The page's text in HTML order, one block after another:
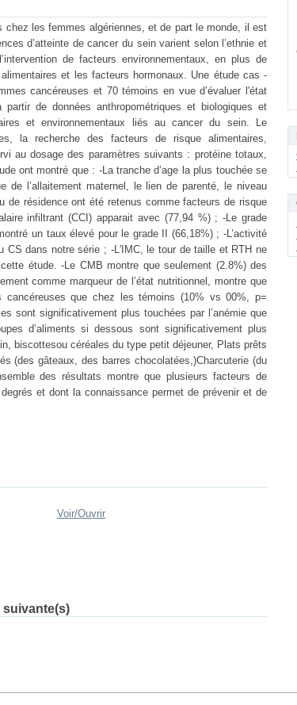
chez les femmes algériennes, et de part le monde, il est
d’atteinte de cancer du sein varient selon l’ethnie et
de facteurs environnementaux, en plus de
et les facteurs hormonaux. Une étude cas -
cancéreuses et 70 témoins en vue d’évaluer l'état
de données anthropométriques et biologiques et
et environnementaux liés au cancer du sein. Le
la recherche des facteurs de risque alimentaires,
au dosage des paramètres suivants : protéine totaux,
ont montré que : -La tranche d’age la plus touchée se
l’allaitement maternel, le lien de parenté, le niveau
de résidence ont été retenus comme facteurs de risque
infiltrant (CCI) apparait avec (77,94 %) ; -Le grade
un taux élevé pour le grade II (66,18%) ; -L’activité
CS dans notre série ; -L'IMC, le tour de taille et RTH ne
étude. -Le CMB montre que seulement (2.8%) des
comme marqueur de l’état nutritionnel, montre que
que chez les témoins (10% vs 00%, p=
sont significativement plus touchées par l’anémie que
d’aliments si dessous sont significativement plus
biscottesou céréales du type petit déjeuner, Plats prêts
(des gâteaux, des barres chocolatées,)Charcuterie (du
des résultats montre que plusieurs facteurs de
et dont la connaissance permet de prévenir et de
Voir/Ouvrir
suivante(s)